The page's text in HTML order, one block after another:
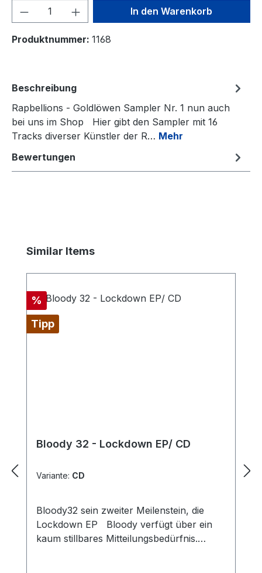
Produkt Anzahl: Gib denIn den Warenkorb
Produktnummer: 1168
Beschreibung
Rapbellions - Goldlöwen Sampler Nr. 1 nun auch
bei uns im Shop Hier gibt den Sampler mit 16
Tracks diverser Künstler der R… Mehr
Bewertungen
Produktgalerie überspringen
Similar Items
Rabatt
%
Tipp
Bloody 32 - Lockdown EP/ CD
Variante: CD
Bloody32 sein zweiter Meilenstein, die
Lockdown EP Bloody verfügt über ein
kaum stillbares Mitteilungsbedürfnis.